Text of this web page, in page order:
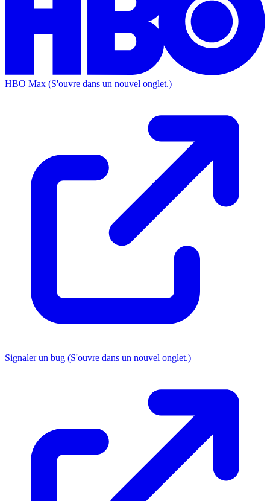
HBO Max (S'ouvre dans un nouvel onglet.)
Signaler un bug (S'ouvre dans un nouvel onglet.)